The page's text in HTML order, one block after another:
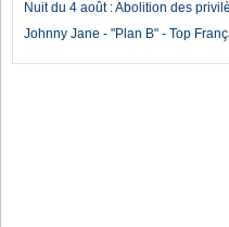
Nuit du 4 août : Abolition des
Johnny Jane - "Plan B" - Top